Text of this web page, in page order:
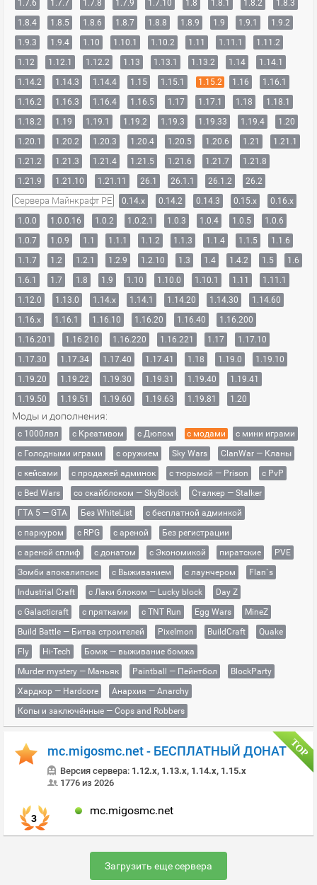
1.7.6
1.7.7 1.7.8 1.7.9 1.7.10 1.8 1.8.1 1.8.2
1.8.3
1.8.4
1.8.5 1.8.6 1.8.7 1.8.8 1.8.9 1.9 1.9.1
1.9.2
1.9.3
1.9.4 1.10 1.10.1 1.10.2 1.11 1.11.1
1.11.2
1.12
1.12.1 1.12.2 1.13 1.13.1 1.13.2 1.14
1.14.1
1.14.2
1.14.3 1.14.4 1.15 1.15.1 1.15.2 1.16
1.16.1
1.16.2
1.16.3 1.16.4 1.16.5 1.17 1.17.1 1.18
1.18.1
1.18.2
1.19 1.19.1 1.19.2 1.19.3 1.19.33 1.19.4
1.20
1.20.1
1.20.2 1.20.3 1.20.4 1.20.5 1.20.6 1.21
1.21.1
1.21.2
1.21.3 1.21.4 1.21.5 1.21.6 1.21.7
1.21.8
1.21.9
1.21.10 1.21.11 26.1 26.1.1 26.1.2 26.2
Сервера Майнкрафт PE 0.14.x 0.14.2 0.14.3 0.15.x
0.16.x
1.0.0
1.0.0.16 1.0.2 1.0.2.1 1.0.3 1.0.4 1.0.5
1.0.6
1.0.7
1.0.9 1.1 1.1.1 1.1.2 1.1.3 1.1.4 1.1.5
1.1.6
1.1.7
1.2 1.2.1 1.2.9 1.2.10 1.3 1.4 1.4.2 1.5
1.6
1.6.1
1.7 1.8 1.9 1.10 1.10.0 1.10.1 1.11
1.11.1
1.12.0
1.13.0 1.14.x 1.14.1 1.14.20 1.14.30
1.14.60
1.16.x
1.16.1 1.16.10 1.16.20 1.16.40
1.16.200
1.16.201
1.16.210 1.16.220 1.16.221 1.17
1.17.10
1.17.30
1.17.34 1.17.40 1.17.41 1.18 1.19.0
1.19.10
1.19.20
1.19.22 1.19.30 1.19.31 1.19.40
1.19.41
1.19.50
1.19.51 1.19.60 1.19.63 1.19.81 1.20
Моды и дополнения:
с 1000лвл c Креативом с Дюпом с модами
с мини играми
с Голодными играми
с оружием Sky Wars
ClanWar — Кланы
с кейсами
с продажей админок с тюрьмой — Prison
с PvP
с Bed Wars
со скайблоком — SkyBlock
Сталкер — Stalker
ГТА 5 — GTA
Без WhiteList
с бесплатной админкой
с паркуром
с RPG с ареной
Без регистрации
с ареной сплиф
с донатом с Экономикой пиратские
PVE
Зомби апокалипсис
с Выживанием с лаунчером
Flan`s
Industrial Craft
с Лаки блоком — Lucky block
Day Z
с Galacticraft
с прятками с TNT Run Egg Wars
MineZ
Build Battle — Битва строителей
Pixelmon BuildCraft
Quake
Fly
Hi-Tech
Бомж — выживание бомжа
Murder mystery — Маньяк
Paintball — Пейнтбол
BlockParty
Хардкор — Hardcore
Анархия — Anarchy
Копы и заключённые — Cops and Robbers
mc.migosmc.net - БЕСПЛАТНЫЙ ДОНАТ
Версия сервера: 1.12.x, 1.13.x, 1.14.x, 1.15.x
1776 из 2026
3
mc.migosmc.net
Загрузить еще сервера